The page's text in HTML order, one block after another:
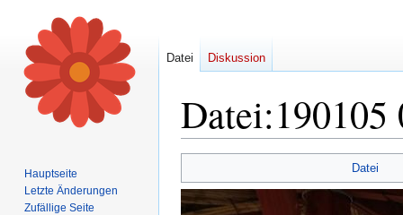
Datei:
Navigation
springen
Suche
springen
Datei
Datei Diskussion
Hauptseite
Letzte Änderungen
Zufällige Seite